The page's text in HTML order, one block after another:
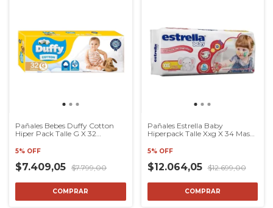
Pañales Bebes Duffy Cotton
Hiper Pack Talle G X 32
5% OFF
$7.409,05 $7.799,00
COMPRAR
Pañales Estrella Baby
Hiperpack Talle Xxg X 34 Mas
5% OFF
$12.064,05 $12.699,00
COMPRAR